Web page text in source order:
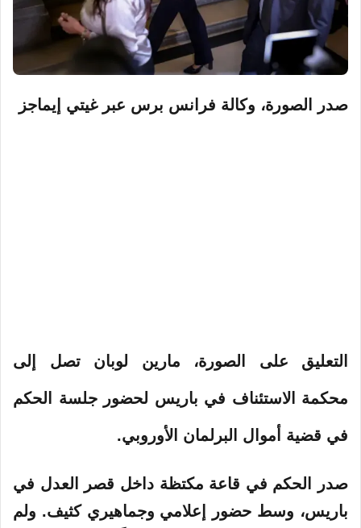
صدر الصورة، وكالة فرانس برس عبر غيتي إيماجز
التعليق على الصورة، مارين لوبان تصل إلى
محكمة الاستئناف في باريس لحضور جلسة الحكم
في قضية أموال البرلمان الأوروبي.
صدر الحكم في قاعة مكتظة داخل قصر العدل في
باريس، وسط حضور إعلامي وجماهيري كثيف. ولم